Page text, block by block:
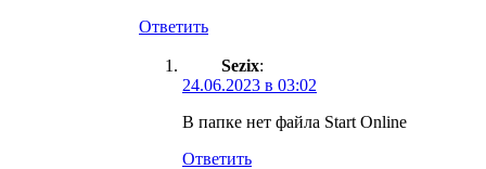
Ответить
Sezix:
24.06.2023 в 03:02
В папке нет файла Start Online
Ответить